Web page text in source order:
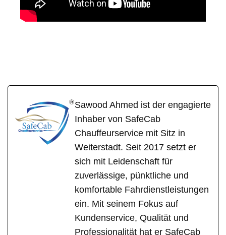
Sawood Ahmed ist der engagierte
Inhaber von SafeCab
Chauffeurservice mit Sitz in
Weiterstadt. Seit 2017 setzt er
sich mit Leidenschaft für
zuverlässige, pünktliche und
komfortable Fahrdienstleistungen
ein. Mit seinem Fokus auf
Kundenservice, Qualität und
Professionalität hat er SafeCab